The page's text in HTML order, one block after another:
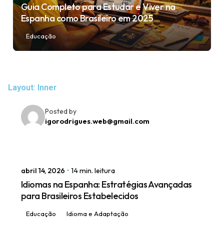
Guia Completo para Estudar e Viver na
Espanha como Brasileiro em 2025
Educação
Layout: Inner
Posted by
igorodrigues.web@gmail.com
abril 14, 2026 14 min. leitura
Idiomas na Espanha: Estratégias Avançadas
para Brasileiros Estabelecidos
Educação Idioma e Adaptação